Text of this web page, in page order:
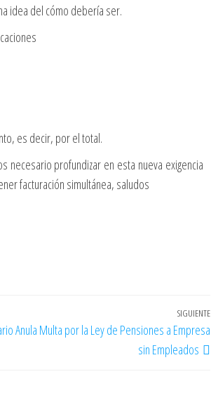
idea del cómo debería ser.
es decir, por el total.
profundizar en esta nueva exigencia
facturación simultánea, saludos
SIGUIENTE
Anula Multa por la Ley de Pensiones a Empresa
sin Empleados